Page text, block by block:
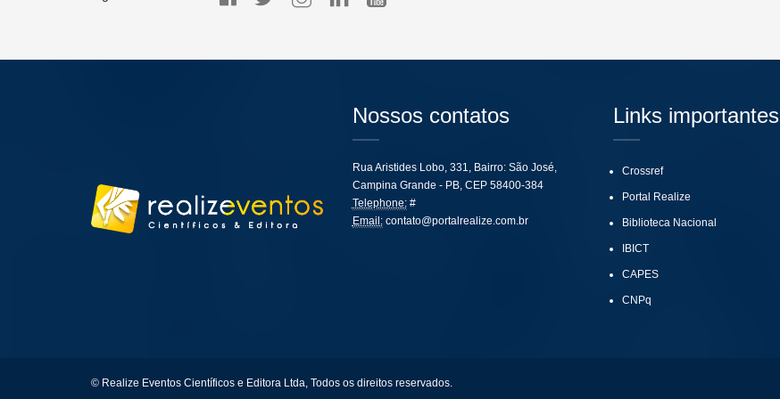
Nossos contatos
Rua Aristides Lobo, 331, Bairro: São José,
Campina Grande - PB, CEP 58400-384
Telephone:#
Email: contato@portalrealize.com.br
Links importantes
Crossref
Portal Realize
Biblioteca Nacional
IBICT
CAPES
CNPq
© Realize Eventos Científicos e Editora Ltda, Todos os direitos reservados.